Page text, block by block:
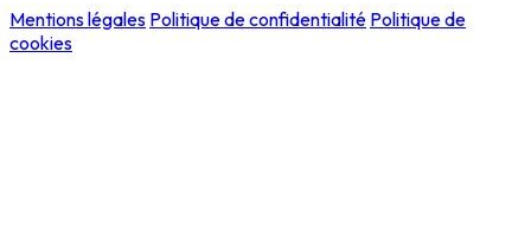
Mentions légales Politique de confidentialité Politique de
cookies